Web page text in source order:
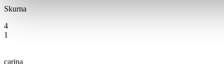
Skurna
4
1
carina